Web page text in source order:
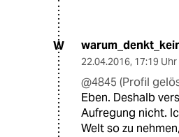
W
22.04.2016, 17:19 Uhr
@4845 (Profil
Eben. Deshalb
Aufregung nicht.
Welt so zu